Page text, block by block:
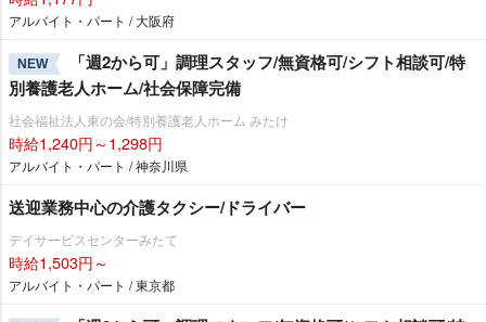
アルバイト・パート / 大阪府
NEW
「週2から可」調理スタッフ/無資格可/シフト相談可/特
別養護老人ホーム/社会保障完備
社会福祉法人東の会/特別養護老人ホーム みたけ
時給1,240円～1,298円
アルバイト・パート / 神奈川県
送迎業務中心の介護タクシー/ドライバー
デイサービスセンターみたて
時給1,503円～
アルバイト・パート / 東京都